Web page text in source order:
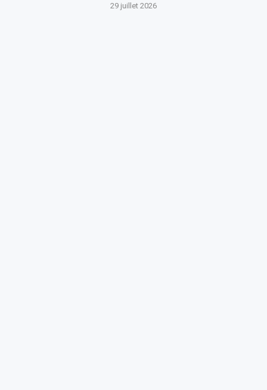
29 juillet 2026